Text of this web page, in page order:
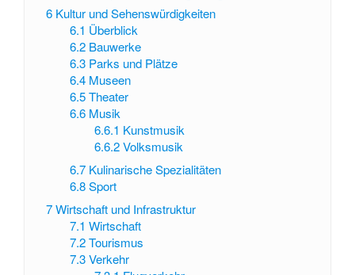
6 Kultur und Sehenswürdigkeiten
6.1 Überblick
6.2 Bauwerke
6.3 Parks und Plätze
6.4 Museen
6.5 Theater
6.6 Musik
6.6.1 Kunstmusik
6.6.2 Volksmusik
6.7 Kulinarische Spezialitäten
6.8 Sport
7Wirtschaft und Infrastruktur
7.1 Wirtschaft
7.2 Tourismus
7.3 Verkehr